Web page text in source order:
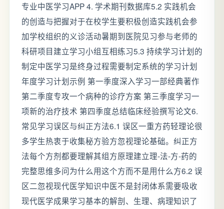
专业中医学习APP 4. 学术期刊数据库5.2 实践机会
的创造与把握对于在校学生要积极创造实践机会参
加学校组织的义诊活动暑期到医院见习参与老师的
科研项目建立学习小组互相练习5.3 持续学习计划的
制定中医学习是终身过程需要制定系统的学习计划
年度学习计划示例 第一季度深入学习一部经典著作
第二季度专攻一个病种的诊疗方案 第三季度学习一
项新的治疗技术 第四季度总结临床经验撰写论文6.
常见学习误区与纠正方法6.1 误区一重方药轻理论很
多学生热衷于收集秘方验方忽视理论基础。纠正方
法每个方剂都要理解其组方原理建立理-法-方-药的
完整思维多问为什么用这个方而不是用什么方6.2 误
区二忽视现代医学知识中医不是封闭体系需要吸收
现代医学成果学习基本的解剖、生理、病理知识了